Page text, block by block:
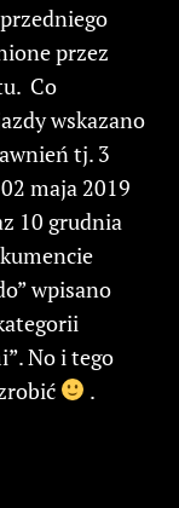
przez
Co
wskazano
tj. 3
maja 2019
10 grudnia
wpisano
No i tego
.